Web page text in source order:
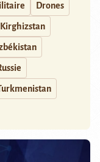
Drones
Kirghizstan